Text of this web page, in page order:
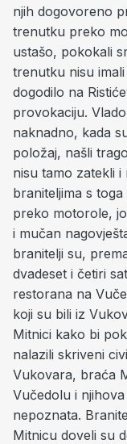
njih dogovoreno
trenutku preko
ustašo, pokokali
trenutku nisu
dogodilo na
provokaciju.
naknadno, kada
položaj, našli
nisu tamo zatekli i
braniteljima s
preko motorole,
i mučan
branitelji su,
dvadeset i četiri
restorana na
koji su bili iz
Mitnici kako bi
nalazili skriveni
Vukovara, braća
Vučedolu i
nepoznata.
Mitnicu doveli su